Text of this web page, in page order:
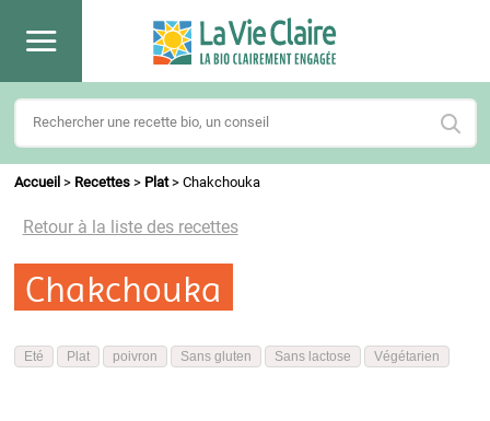
Accueil > Recettes> Plat> Chakchouka
Retour à la liste des recettes
Chakchouka
Eté Plat poivron Sans gluten Sans lactose Végétarien